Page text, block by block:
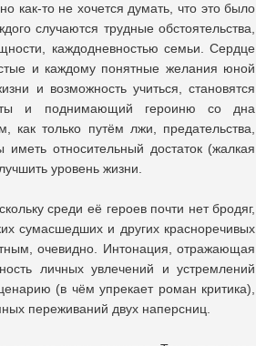
как-то не хочется думать, что это было
случаются трудные обстоятельства,
каждодневностью семьи. Сердце
и каждому понятные желания юной
и возможность учиться, становятся
и поднимающий героиню со дна
как только путём лжи, предательства,
иметь относительный достаток (жалкая
уровень жизни.
среди её героев почти нет бродяг,
сумасшедших и других красноречивых
очевидно. Интонация, отражающая
личных увлечений и устремлений
(в чём упрекает роман критика),
переживаний двух наперсниц.